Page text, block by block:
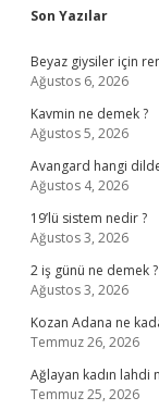
Sidebar
Son Yazılar
Beyaz giysiler için
Ağustos 6, 2026
Kavmin ne demek ?
Ağustos 5, 2026
Avangard hangi
Ağustos 4, 2026
19’lü sistem nedir ?
Ağustos 3, 2026
2 iş günü ne demek ?
Ağustos 3, 2026
Kozan Adana ne
Temmuz 26, 2026
Ağlayan kadın lahdi
Temmuz 25, 2026